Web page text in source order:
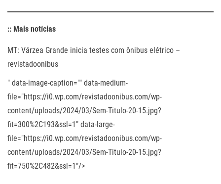
:: Mais notícias
MT: Várzea Grande inicia testes com ônibus elétrico –
revistadoonibus
" data-image-caption="" data-medium-
file="https://i0.wp.com/revistadoonibus.com/wp-
content/uploads/2024/03/Sem-Titulo-20-15.jpg?
fit=300%2C193&ssl=1" data-large-
file="https://i0.wp.com/revistadoonibus.com/wp-
content/uploads/2024/03/Sem-Titulo-20-15.jpg?
fit=750%2C482&ssl=1"/>